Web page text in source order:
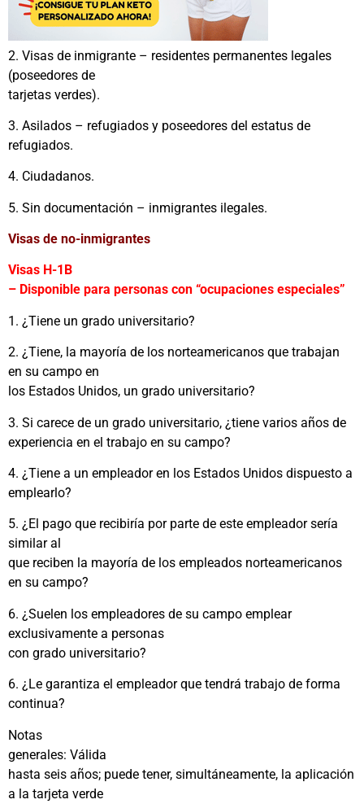
2. Visas de inmigrante – residentes permanentes legales
(poseedores de
tarjetas verdes).
3. Asilados – refugiados y poseedores del estatus de
refugiados.
4. Ciudadanos.
5. Sin documentación – inmigrantes ilegales.
Visas de no-inmigrantes
Visas H-1B
– Disponible para personas con “ocupaciones especiales”
1. ¿Tiene un grado universitario?
2. ¿Tiene, la mayoría de los norteamericanos que trabajan
en su campo en
los Estados Unidos, un grado universitario?
3. Si carece de un grado universitario, ¿tiene varios años de
experiencia en el trabajo en su campo?
4. ¿Tiene a un empleador en los Estados Unidos dispuesto a
emplearlo?
5. ¿El pago que recibiría por parte de este empleador sería
similar al
que reciben la mayoría de los empleados norteamericanos
en su campo?
6. ¿Suelen los empleadores de su campo emplear
exclusivamente a personas
con grado universitario?
6. ¿Le garantiza el empleador que tendrá trabajo de forma
continua?
Notas
generales: Válida
hasta seis años; puede tener, simultáneamente, la aplicación
a la tarjeta verde